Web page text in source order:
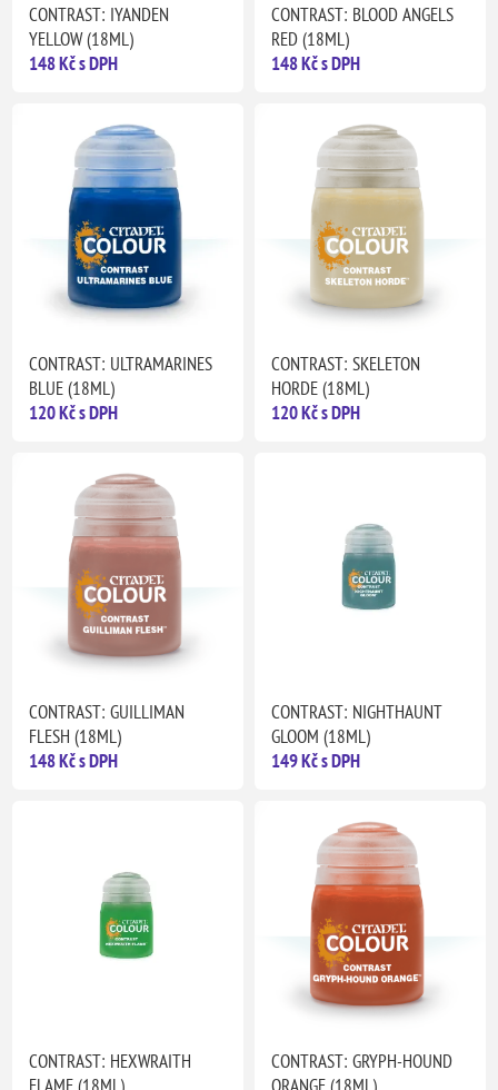
CONTRAST: IYANDEN
YELLOW (18ML)
148 Kč s DPH
CONTRAST: BLOOD ANGELS
RED (18ML)
148 Kč s DPH
CONTRAST: ULTRAMARINES
BLUE (18ML)
120 Kč s DPH
CONTRAST: SKELETON
HORDE (18ML)
120 Kč s DPH
CONTRAST: GUILLIMAN
FLESH (18ML)
148 Kč s DPH
CONTRAST: NIGHTHAUNT
GLOOM (18ML)
149 Kč s DPH
CONTRAST: HEXWRAITH
CONTRAST: GRYPH-HOUND